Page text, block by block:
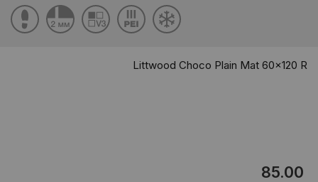
Littwood Choco Plain Mat 60x120 R
85.00